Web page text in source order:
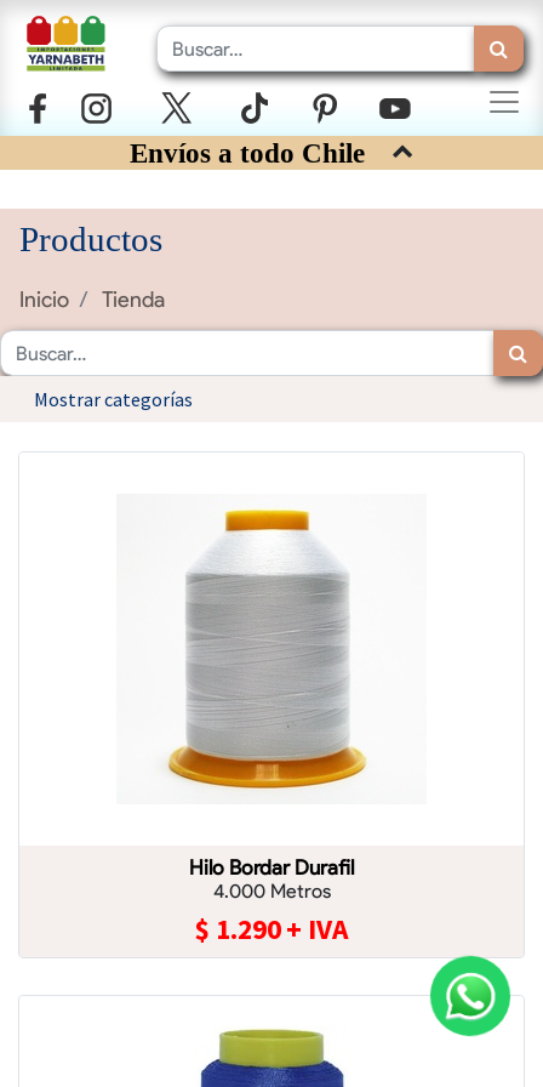
Envíos a todo Chile
Productos
Inicio Tienda
Mostrar categorías
Hilo Bordar Durafil
4.000 Metros
$ 1.290+ IVA